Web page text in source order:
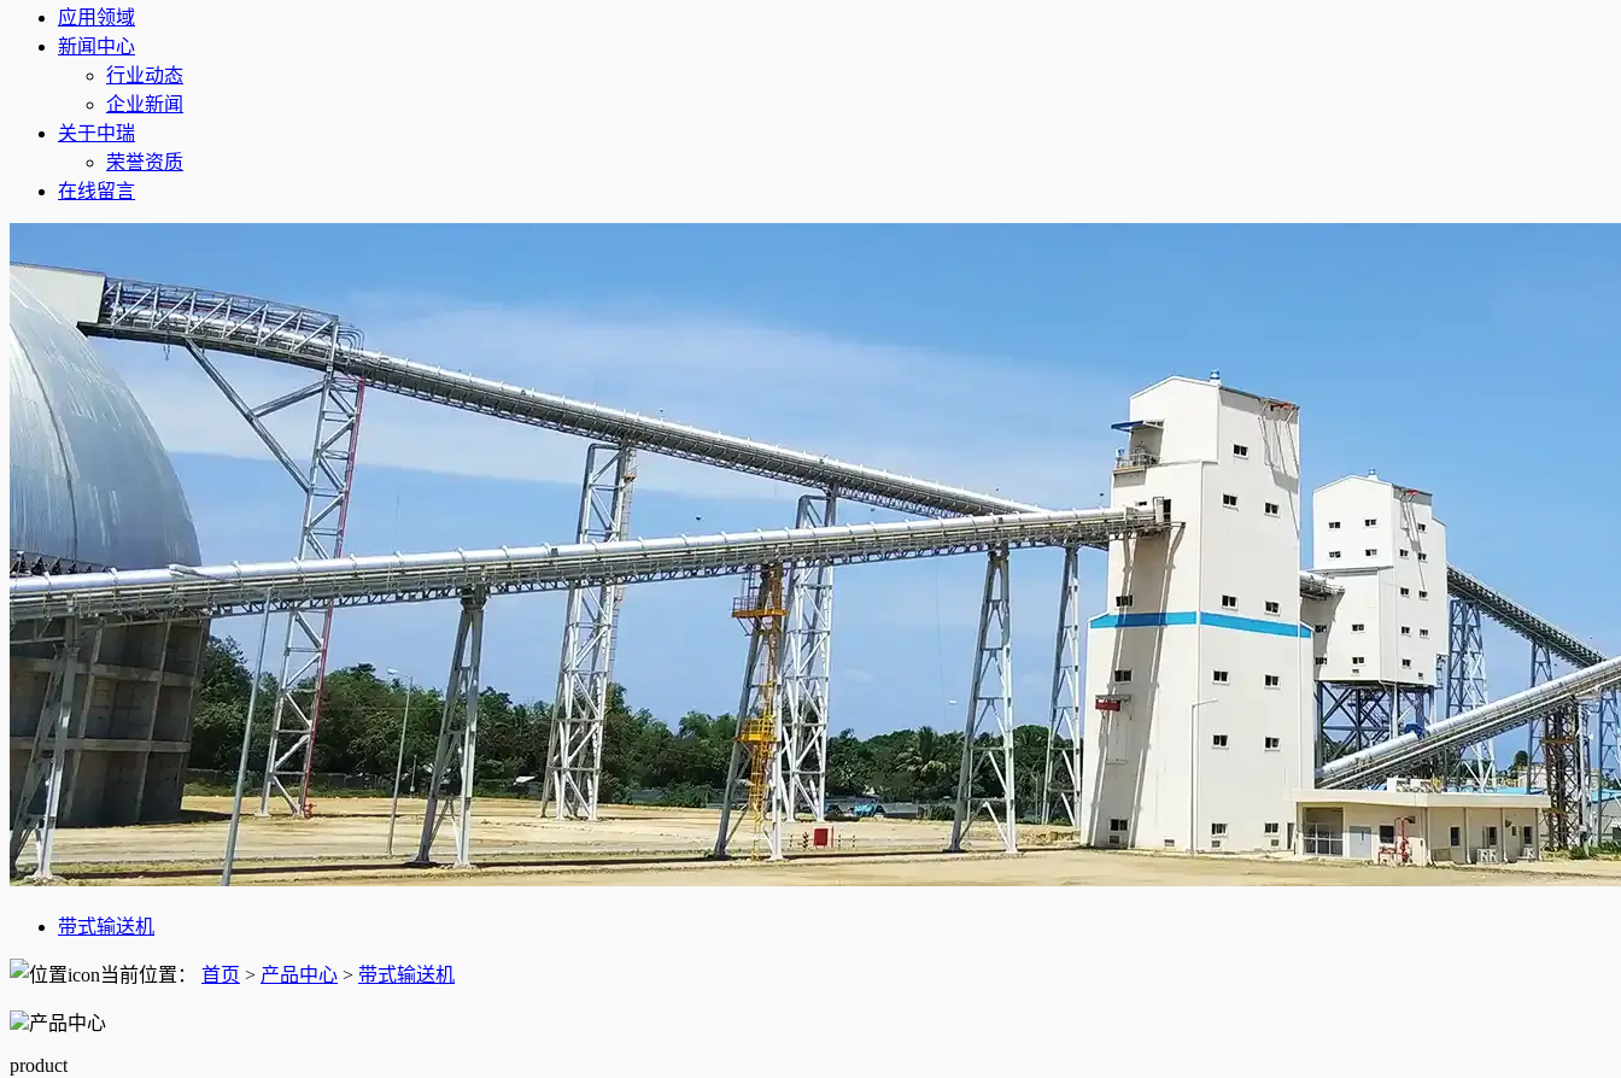
应用领域
新闻中心
行业动态
企业新闻
关于中瑞
荣誉资质
在线留言
带式输送机
当前位置： 首页 > 产品中心 > 带式输送机
产品中心
product